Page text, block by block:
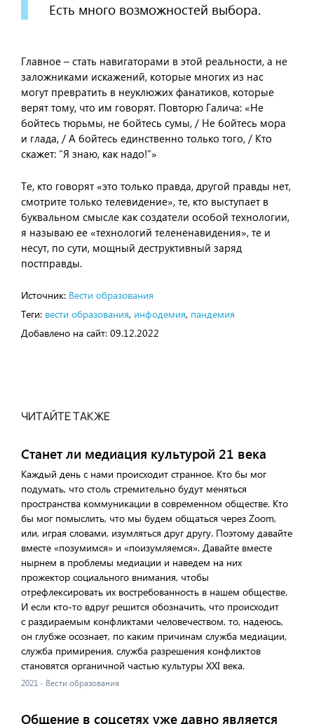
Есть много возможностей выбора.
Главное – стать навигаторами в этой реальности, а не
заложниками искажений, которые многих из нас
могут превратить в неуклюжих фанатиков, которые
верят тому, что им говорят. Повторю Галича: «Не
бойтесь тюрьмы, не бойтесь сумы, / Не бойтесь мора
и глада, / А бойтесь единственно только того, / Кто
скажет: “Я знаю, как надо!“»
Те, кто говорят «это только правда, другой правды нет,
смотрите только телевидение», те, кто выступает в
буквальном смысле как создатели особой технологии,
я называю ее «технологий телененавидения», те и
несут, по сути, мощный деструктивный заряд
постправды.
Источник: Вести образования
Теги: вести образования, инфодемия, пандемия
Добавлено на сайт: 09.12.2022
ЧИТАЙТЕ ТАКЖЕ
Станет ли медиация культурой 21 века
Каждый день с нами происходит странное. Кто бы мог
подумать, что столь стремительно будут меняться
пространства коммуникации в современном обществе. Кто
бы мог помыслить, что мы будем общаться через Zoom,
или, играя словами, изумляться друг другу. Поэтому давайте
вместе «позумимся» и «поизумляемся». Давайте вместе
нырнем в проблемы медиации и наведем на них
прожектор социального внимания, чтобы
отрефлексировать их востребованность в нашем обществе.
И если кто-то вдруг решится обозначить, что происходит
с раздираемым конфликтами человечеством, то, надеюсь,
он глубже осознает, по каким причинам служба медиации,
служба примирения, служба разрешения конфликтов
становятся органичной частью культуры ХХI века.
2021 · Вести образования
Общение в соцсетях уже давно является